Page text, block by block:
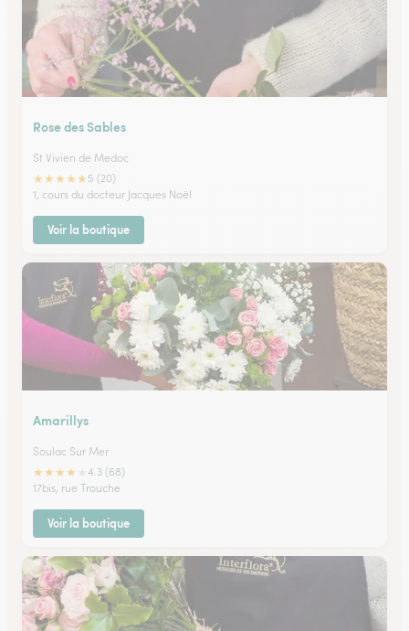
Rose des Sables
St Vivien de Medoc
★★★★★ 5 (20)
1, cours du docteur Jacques Noël
Voir la boutique
Amarillys
Soulac Sur Mer
★★★★
4.3 (68)
17bis, rue Trouche
Voir la boutique